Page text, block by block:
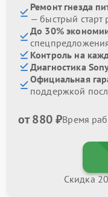
Ремонт гнезда
— быстрый старт
До 30%
Контроль на
Диагностика
Официальная
поддержкой
от 880 ₽Время
Скидка